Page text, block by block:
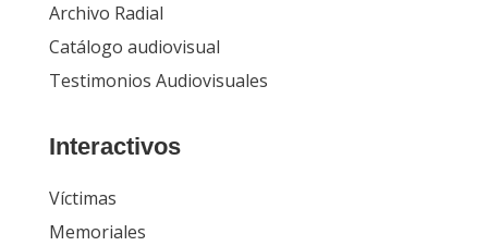
Archivo Radial
Catálogo audiovisual
Testimonios Audiovisuales
Interactivos
Víctimas
Memoriales